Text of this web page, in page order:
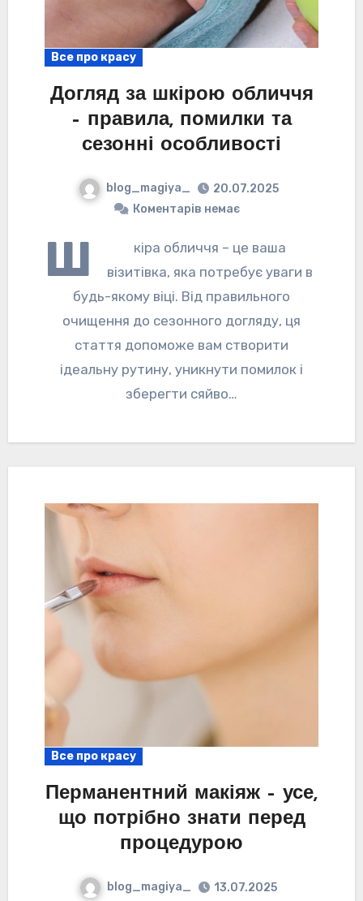
Все про красу
Догляд за шкірою обличчя
– правила, помилки та
сезонні особливості
blog_magiya_
20.07.2025
Коментарів немає
Ш
кіра обличчя – це ваша
візитівка, яка потребує уваги в
будь-якому віці. Від правильного
очищення до сезонного догляду, ця
стаття допоможе вам створити
ідеальну рутину, уникнути помилок і
зберегти сяйво…
Все про красу
Перманентний макіяж – усе,
що потрібно знати перед
процедурою
blog_magiya_
13.07.2025